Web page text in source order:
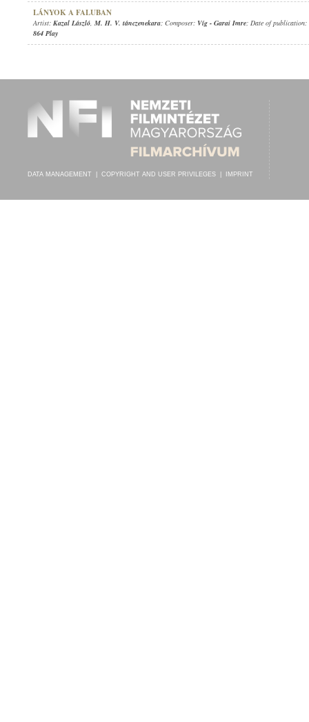
LÁNYOK A FALUBAN
Artist: Kazal László, M. H. V. tánczenekara; Composer: Víg - Garai Imre; Date of publication:
864 Play
DATA MANAGEMENT COPYRIGHT AND USER PRIVILEGES IMPRINT